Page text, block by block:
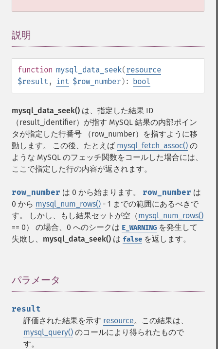
説明
function mysql_data_seek(resource
$result , int $row_number): bool
mysql_data_seek() は、指定した結果 ID
（result_identifier）が指す MySQL 結果の内部ポイン
タが指定した行番号 （row_number）を指すように移
動します。 この後、たとえば mysql_fetch_assoc() の
ような MySQL のフェッチ関数をコールした場合には、
ここで指定した行の内容が返されます。
row_number は 0 から始まります。 row_number は
0 から mysql_num_rows() - 1 までの範囲にあるべきで
す。 しかし、もし結果セットが空（mysql_num_rows()
== 0） の場合、0 へのシークは E_WARNING を発生して
失敗し、 mysql_data_seek() は false を返します。
パラメータ
result
評価された結果を示す resource。この結果は、
mysql_query() のコールにより得られたもので
す。